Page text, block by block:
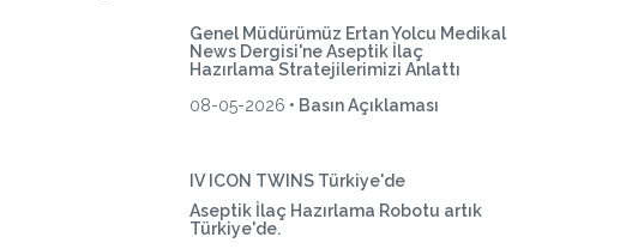
Genel Müdürümüz Ertan Yolcu Medikal
News Dergisi'ne Aseptik İlaç
Hazırlama Stratejilerimizi Anlattı
08-05-2026 • Basın Açıklaması
IV ICON TWINS Türkiye'de
Aseptik İlaç Hazırlama Robotu artık
Türkiye'de.